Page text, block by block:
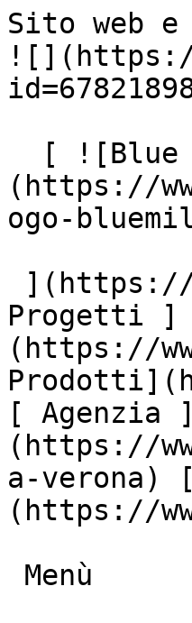
Sito web
![](https://
(https://
ogo-
Progetti ]
(https://
[ Agenzia ]
(https://
a-verona)
(https://